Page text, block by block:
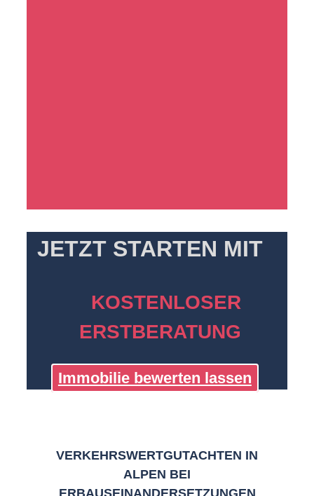
JETZT STARTEN MIT
KOSTENLOSER
ERSTBERATUNG
Immobilie bewerten lassen
VERKEHRSWERTGUTACHTEN IN
ALPEN BEI